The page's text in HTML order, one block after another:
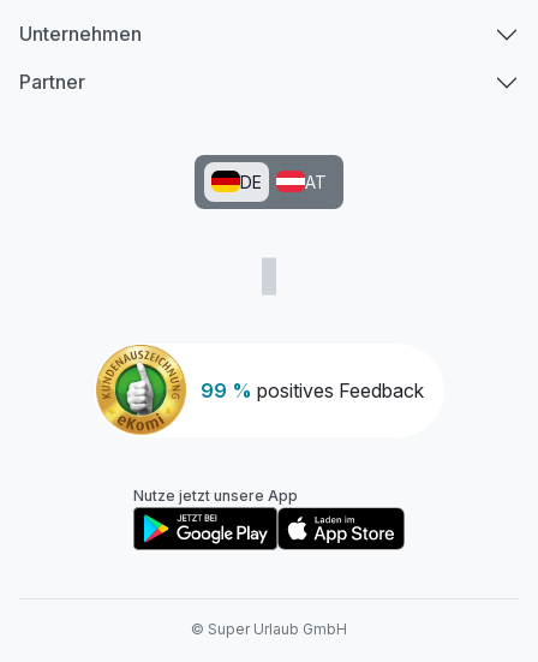
99 % positives Feedback
Unternehmen
Partner
DE AT
Nutze jetzt unsere App
© Super Urlaub GmbH